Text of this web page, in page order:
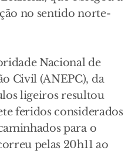
no sentido norte-
Nacional de
Civil (ANEPC), da
ligeiros resultou
feridos considerados
para o
pelas 20h11 ao